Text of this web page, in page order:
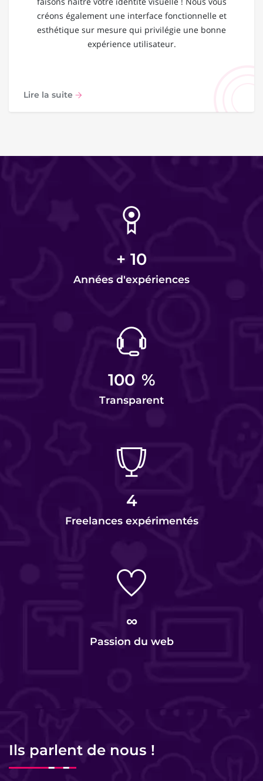
créons également une interface fonctionnelle et
esthétique sur mesure qui privilégie une bonne
expérience utilisateur.
Lire la suite
+ 10
Années d'expériences
100 %
Transparent
4
Freelances expérimentés
∞
Passion du web
Ils parlent de nous !